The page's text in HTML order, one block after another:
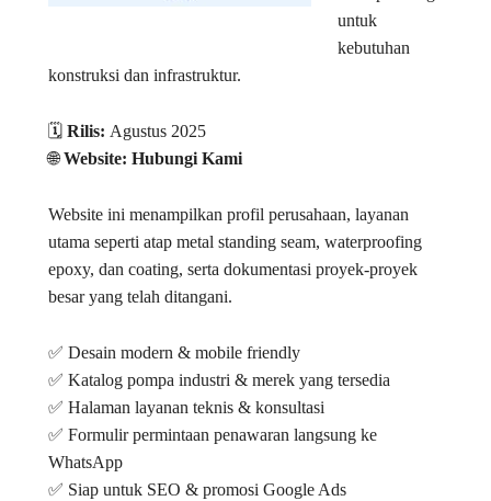
untuk
kebutuhan
konstruksi dan infrastruktur.
🗓️ Rilis: Agustus 2025
🌐Website: Hubungi Kami
Website ini menampilkan profil perusahaan, layanan
utama seperti atap metal standing seam, waterproofing
epoxy, dan coating, serta dokumentasi proyek-proyek
besar yang telah ditangani.
✅ Desain modern & mobile friendly
✅ Katalog pompa industri & merek yang tersedia
✅ Halaman layanan teknis & konsultasi
✅ Formulir permintaan penawaran langsung ke
WhatsApp
✅ Siap untuk SEO & promosi Google Ads